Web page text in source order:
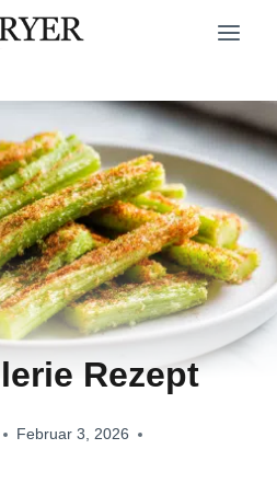
Rezept
Februar 3, 2026